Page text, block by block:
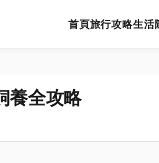
首頁旅行攻略生活
養全攻略